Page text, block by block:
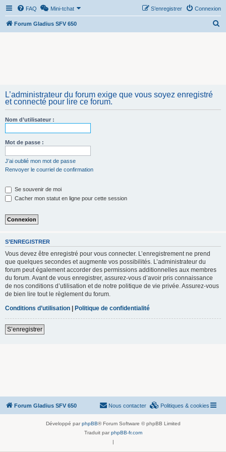
FAQ Mini-tchat Connexion
S’enregistrer
Forum Gladius SFV 650
L’administrateur du forum exige que vous soyez enregistré
et connecté pour lire ce forum.
Nom d’utilisateur :
Mot de passe :
J’ai oublié mon mot de passe
Renvoyer le courriel de confirmation
Se souvenir de moi
Cacher mon statut en ligne pour cette session
S’ENREGISTRER
Vous devez être enregistré pour vous connecter. L’enregistrement ne prend
que quelques secondes et augmente vos possibilités. L’administrateur du
forum peut également accorder des permissions additionnelles aux membres
du forum. Avant de vous enregistrer, assurez-vous d’avoir pris connaissance
de nos conditions d’utilisation et de notre politique de vie privée. Assurez-vous
de bien lire tout le règlement du forum.
Conditions d’utilisation | Politique de confidentialité
S’enregistrer
Forum Gladius SFV 650 Politiques & cookies
Nous contacter
Développé par phpBB® Forum Software © phpBB Limited
Traduit par phpBB-fr.com
|